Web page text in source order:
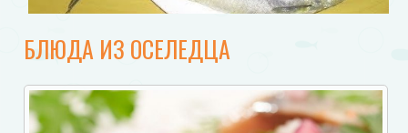
БЛЮДА ИЗ ОСЕЛЕДЦА